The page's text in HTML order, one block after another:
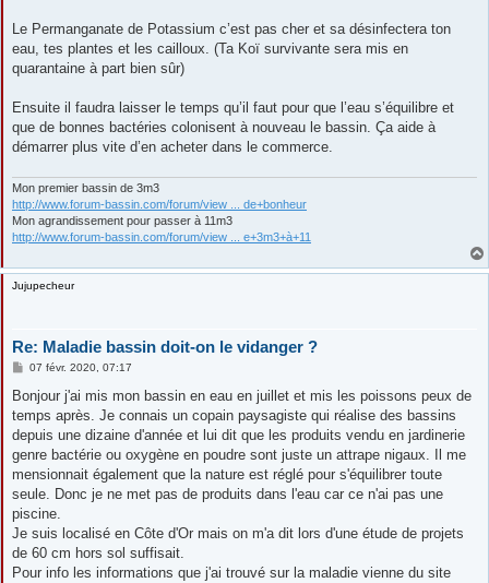
Le Permanganate de Potassium c’est pas cher et sa désinfectera ton
eau, tes plantes et les cailloux. (Ta Koï survivante sera mis en
quarantaine à part bien sûr)
Ensuite il faudra laisser le temps qu’il faut pour que l’eau s’équilibre et
que de bonnes bactéries colonisent à nouveau le bassin. Ça aide à
démarrer plus vite d’en acheter dans le commerce.
Mon premier bassin de 3m3
http://www.forum-bassin.com/forum/view ... de+bonheur
Mon agrandissement pour passer à 11m3
http://www.forum-bassin.com/forum/view ... e+3m3+à+11
Jujupecheur
Re: Maladie bassin doit-on le vidanger ?
M
s
a
g
e
07 févr. 2020, 07:17
Bonjour j'ai mis mon bassin en eau en juillet et mis les poissons peux de
temps après. Je connais un copain paysagiste qui réalise des bassins
depuis une dizaine d'année et lui dit que les produits vendu en jardinerie
genre bactérie ou oxygène en poudre sont juste un attrape nigaux. Il me
mensionnait également que la nature est réglé pour s'équilibrer toute
seule. Donc je ne met pas de produits dans l'eau car ce n'ai pas une
piscine.
Je suis localisé en Côte d'Or mais on m'a dit lors d'une étude de projets
de 60 cm hors sol suffisait.
Pour info les informations que j'ai trouvé sur la maladie vienne du site